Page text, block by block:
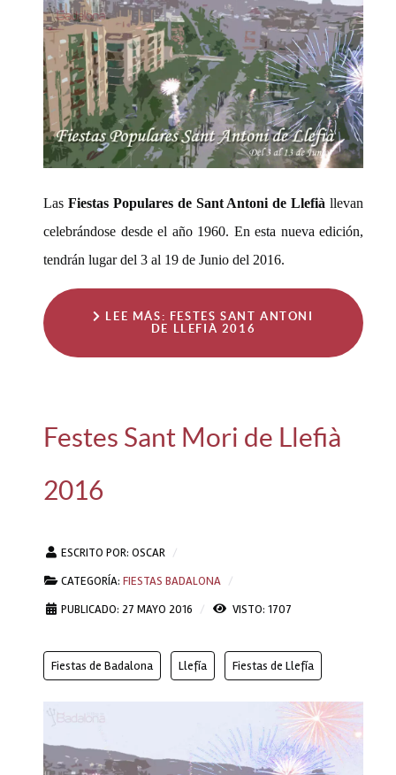
Las Fiestas Populares de Sant Antoni de Llefià llevan
celebrándose desde el año 1960. En esta nueva edición,
tendrán lugar del 3 al 19 de Junio del 2016.
LEE MÁS: FESTES SANT ANTONI
DE LLEFIÀ 2016
Festes Sant Mori de Llefià
2016
ESCRITO POR: OSCAR
CATEGORÍA: FIESTAS BADALONA
PUBLICADO: 27 MAYO 2016
VISTO: 1707
Fiestas de Badalona Llefía Fiestas de Llefía